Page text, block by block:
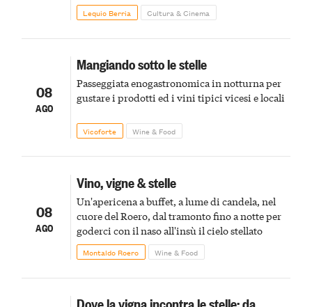
pirotecnico
Lequio Berria Cultura & Cinema
08
AGO
Mangiando sotto le stelle
Passeggiata enogastronomica in notturna per
gustare i prodotti ed i vini tipici vicesi e locali
Vicoforte Wine & Food
08
AGO
Vino, vigne & stelle
Un'apericena a buffet, a lume di candela, nel
cuore del Roero, dal tramonto fino a notte per
goderci con il naso all'insù il cielo stellato
Montaldo Roero Wine & Food
Dove la vigna incontra le stelle: da